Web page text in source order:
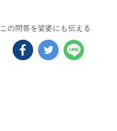
この問答を娑婆にも伝える